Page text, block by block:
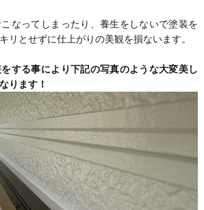
なってしまったり、養生をしないで塗装を
リとせずに仕上がりの美観を損ないます。
する事により下記の写真のような大変美し
ります！